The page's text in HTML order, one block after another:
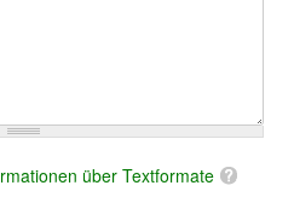
über Textformate